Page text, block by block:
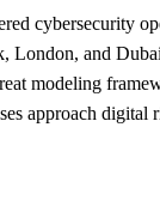
cybersecurity
and
modeling
approach